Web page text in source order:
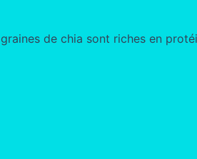
de chia sont riches en